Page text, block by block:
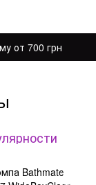
от 700 грн